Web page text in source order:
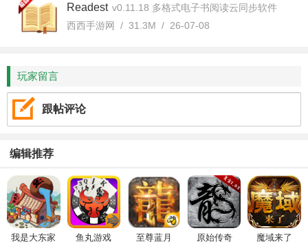
Readest v0.11.18 多格式电子书阅读云同步软件
西西手游网 / 31.3M / 26-07-08
玩家留言
跟帖评论
编辑推荐
我是大东家 鱼丸游戏 至尊蓝月 原始传奇 魔域来了